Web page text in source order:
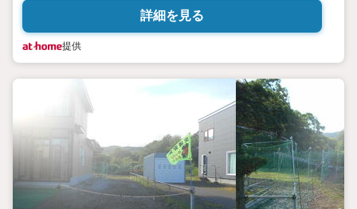
詳細を見る
提供